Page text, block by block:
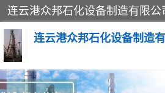
连云港众邦石化设备制造